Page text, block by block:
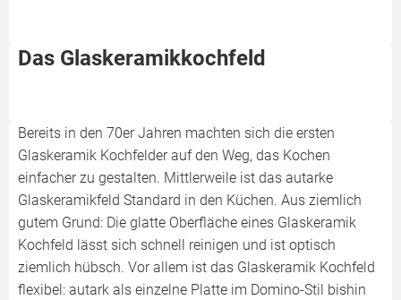
Das Glaskeramikkochfeld
Bereits in den 70er Jahren machten sich die ersten
Glaskeramik Kochfelder auf den Weg, das Kochen
einfacher zu gestalten. Mittlerweile ist das autarke
Glaskeramikfeld Standard in den Küchen. Aus ziemlich
gutem Grund: Die glatte Oberfläche eines Glaskeramik
Kochfeld lässt sich schnell reinigen und ist optisch
ziemlich hübsch. Vor allem ist das Glaskeramik Kochfeld
flexibel: autark als einzelne Platte im Domino-Stil bishin